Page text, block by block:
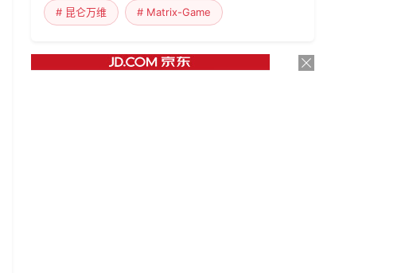
# 昆仑万维 # Matrix-Game